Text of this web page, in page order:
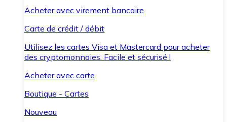
Acheter avec virement bancaire
Carte de crédit / débit
Utilisez les cartes Visa et Mastercard pour acheter
des cryptomonnaies. Facile et sécurisé !
Acheter avec carte
Boutique - Cartes
Nouveau